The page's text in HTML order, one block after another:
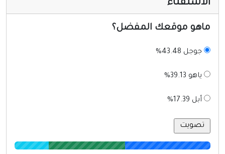
موقعك المفضل؟
جوجل 43.48%
ياهو 39.13%
أبل 17.39%